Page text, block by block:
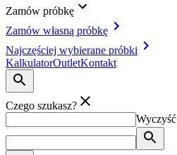
Zamów próbkę
Zamów własną próbkę
Najczęściej wybierane próbki
KalkulatorOutletKontakt
Czego szukasz?
Wyczyść